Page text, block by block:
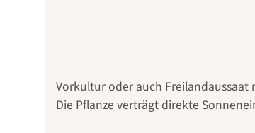
Vorkultur oder auch
Die Pflanze verträgt direkte